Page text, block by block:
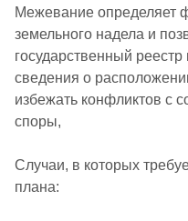
Межевание определяет
земельного надела и
государственный
сведения о
избежать конфликтов с
споры,
Случаи, в которых
плана: